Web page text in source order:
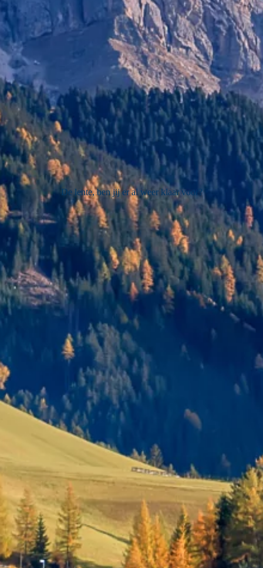
De lente, ben jij er al weer klaar voor?